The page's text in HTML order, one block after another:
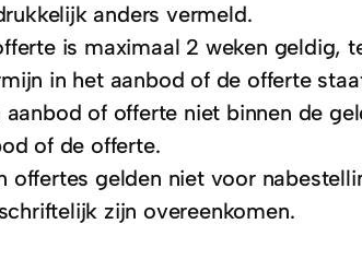
anders vermeld.
is maximaal 2 weken geldig,
in het aanbod of de offerte
of offerte niet binnen de
of de offerte.
offertes gelden niet voor
zijn overeenkomen.